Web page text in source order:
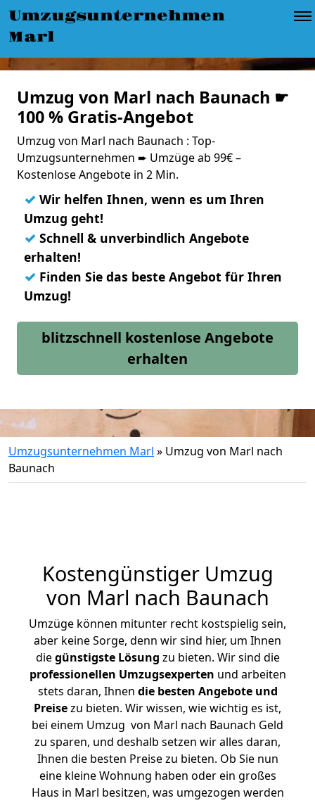
Umzugsunternehmen
Marl
Umzug von Marl nach Baunach ☛
100 % Gratis-Angebot
Umzug von Marl nach Baunach : Top-
Umzugsunternehmen ➨ Umzüge ab 99€ –
Kostenlose Angebote in 2 Min.
✓ Wir helfen Ihnen, wenn es um Ihren
Umzug geht!
✓ Schnell & unverbindlich Angebote
erhalten!
✓ Finden Sie das beste Angebot für Ihren
Umzug!
blitzschnell kostenlose Angebote
erhalten
Umzugsunternehmen Marl » Umzug von Marl nach
Baunach
Kostengünstiger Umzug
von Marl nach Baunach
Umzüge können mitunter recht kostspielig sein,
aber keine Sorge, denn wir sind hier, um Ihnen
diegünstigste Lösung zu bieten. Wir sind die
professionellen Umzugsexperten und arbeiten
stets daran, Ihnen die besten Angebote und
Preisezu bieten. Wir wissen, wie wichtig es ist,
bei einem Umzug von Marl nach Baunach Geld
zu sparen, und deshalb setzen wir alles daran,
Ihnen die besten Preise zu bieten. Ob Sie nun
eine kleine Wohnung haben oder ein großes
Haus in Marl besitzen, was umgezogen werden